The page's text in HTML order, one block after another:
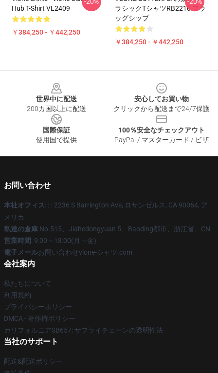
Hub T-Shirt VL2409
￥384,250 - ￥442,250
ラシックTシャツRB2210 フラ
ッグシップ
￥384,250 - ￥442,250
世界中に配送
200カ国以上に配送
安心してお買い物
クリックから配送まで24/7保護
国際保証
使用国で提供
100％安全なチェックアウト
PayPal / マスターカード / ビザ
お問い合わせ
本社オフィス: : : 2236 S Barrington Ave, ロサンゼルス, CA 90064, ア
メリカ
私達の倉庫:No.515、Jiahedongyuan 5、Baoding都市、浙江省、CN
営業時間: 9:00～18:00(月～金)
電子メールお問い合わせvlone-シャツ.com
会社案内
私たちについて
利用規約
プライバシーポリシー
DMCA - 著作権ポリシー
カリフォルニアSB657: サプライチェーンの透明性法
当社のサポート
配送&配送ポリシー